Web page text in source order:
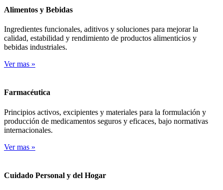
Alimentos y Bebidas
Ingredientes funcionales, aditivos y soluciones para mejorar la
calidad, estabilidad y rendimiento de productos alimenticios y
bebidas industriales.
Ver mas »
Farmacéutica
Principios activos, excipientes y materiales para la formulación y
producción de medicamentos seguros y eficaces, bajo normativas
internacionales.
Ver mas »
Cuidado Personal y del Hogar